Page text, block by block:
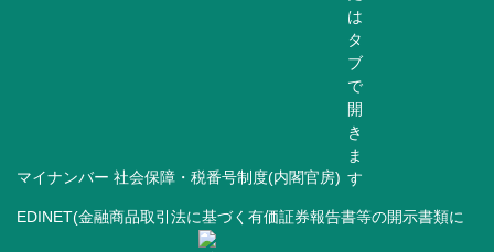
マイナンバー 社会保障・税番号制度(内閣官房)
EDINET(金融商品取引法に基づく有価証券報告書等の開示書類に